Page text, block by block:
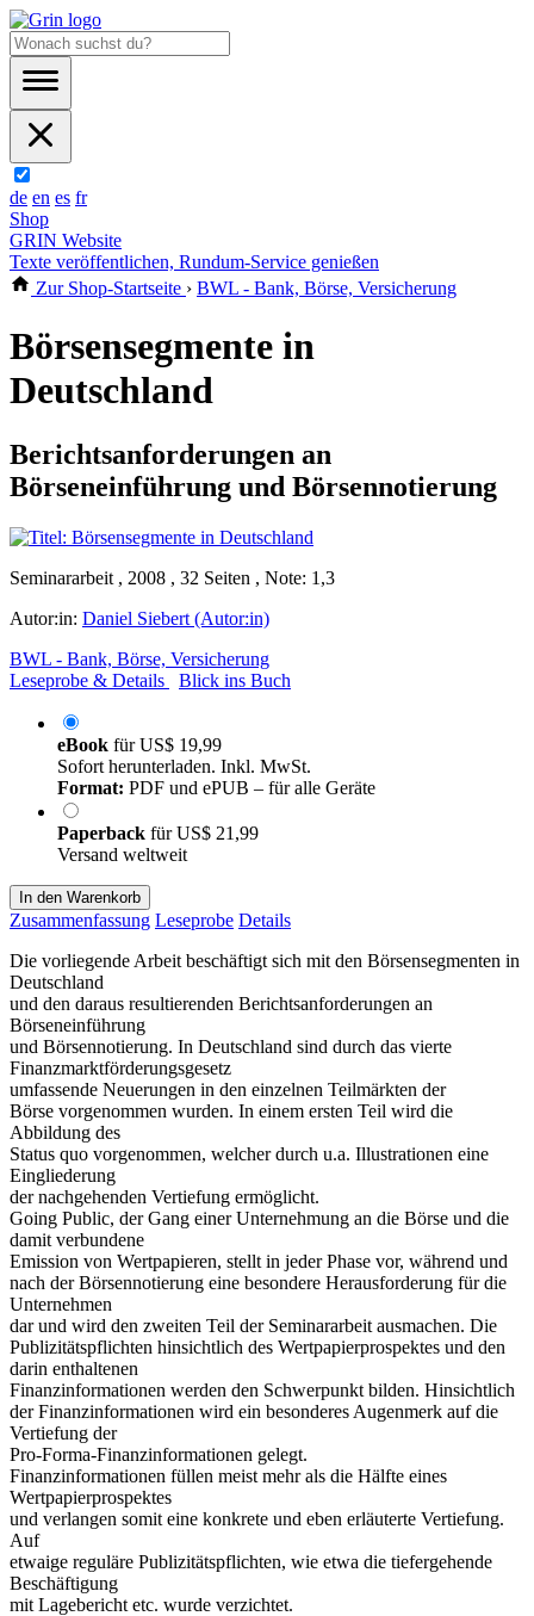
de en es fr
Shop
GRIN Website
Texte veröffentlichen, Rundum-Service genießen
Zur Shop-Startseite › BWL - Bank, Börse, Versicherung
Börsensegmente in
Deutschland
Berichtsanforderungen an
Börseneinführung und Börsennotierung
Seminararbeit , 2008 , 32 Seiten , Note: 1,3
Autor:in: Daniel Siebert (Autor:in)
BWL - Bank, Börse, Versicherung
Leseprobe & Details
Blick ins Buch
eBook fürUS$ 19,99
Sofort herunterladen. Inkl. MwSt.
Format: PDF und ePUB – für alle Geräte
Paperback fürUS$ 21,99
Versand weltweit
In den Warenkorb
Zusammenfassung Leseprobe Details
Die vorliegende Arbeit beschäftigt sich mit den Börsensegmenten in
Deutschland
und den daraus resultierenden Berichtsanforderungen an
Börseneinführung
und Börsennotierung. In Deutschland sind durch das vierte
Finanzmarktförderungsgesetz
umfassende Neuerungen in den einzelnen Teilmärkten der
Börse vorgenommen wurden. In einem ersten Teil wird die
Abbildung des
Status quo vorgenommen, welcher durch u.a. Illustrationen eine
Eingliederung
der nachgehenden Vertiefung ermöglicht.
Going Public, der Gang einer Unternehmung an die Börse und die
damit verbundene
Emission von Wertpapieren, stellt in jeder Phase vor, während und
nach der Börsennotierung eine besondere Herausforderung für die
Unternehmen
dar und wird den zweiten Teil der Seminararbeit ausmachen. Die
Publizitätspflichten hinsichtlich des Wertpapierprospektes und den
darin enthaltenen
Finanzinformationen werden den Schwerpunkt bilden. Hinsichtlich
der Finanzinformationen wird ein besonderes Augenmerk auf die
Vertiefung der
Pro-Forma-Finanzinformationen gelegt.
Finanzinformationen füllen meist mehr als die Hälfte eines
Wertpapierprospektes
und verlangen somit eine konkrete und eben erläuterte Vertiefung.
Auf
etwaige reguläre Publizitätspflichten, wie etwa die tiefergehende
Beschäftigung
mit Lagebericht etc. wurde verzichtet.